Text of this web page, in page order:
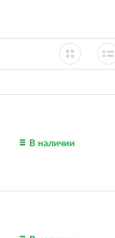
В наличии